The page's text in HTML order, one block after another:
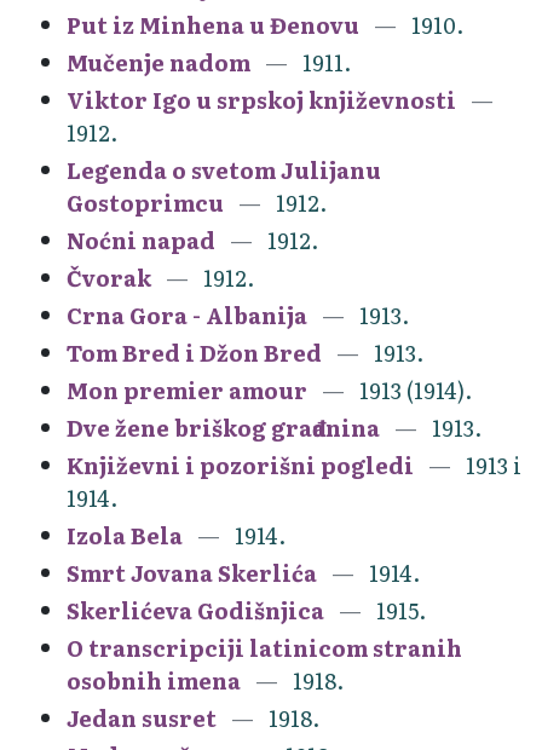
Put iz Minhena u Đenovu
1910.
Mučenje nadom
1911.
Viktor Igo u srpskoj književnosti
1912.
Legenda o svetom Julijanu
Gostoprimcu
1912.
Noćni napad
1912.
Čvorak
1912.
Crna Gora - Albanija
1913.
Tom Bred i Džon Bred
1913.
Mon premier amour
1913 (1914).
Dve žene briškog građanina
1913.
Književni i pozorišni pogledi
1913 i
1914.
Izola Bela
1914.
Smrt Jovana Skerlića
1914.
Skerlićeva Godišnjica
1915.
O transcripciji latinicom stranih
osobnih imena
1918.
Jedan susret
1918.